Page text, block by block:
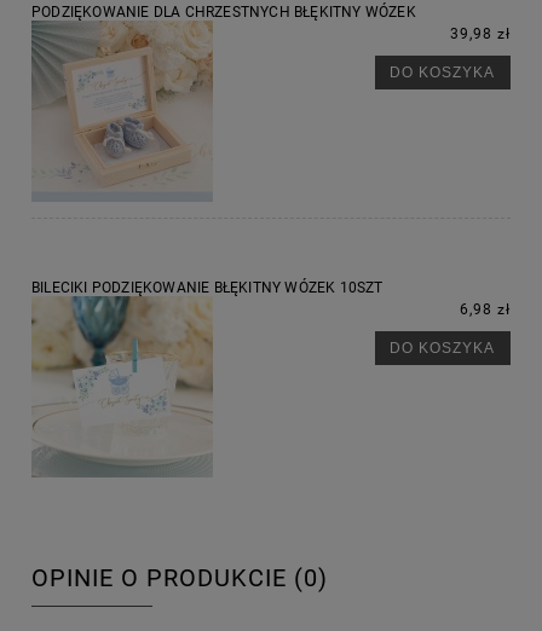
PODZIĘKOWANIE DLA CHRZESTNYCH BŁĘKITNY WÓZEK
39,98 zł
DO KOSZYKA
BILECIKI PODZIĘKOWANIE BŁĘKITNY WÓZEK 10SZT
6,98 zł
DO KOSZYKA
OPINIE O PRODUKCIE (0)